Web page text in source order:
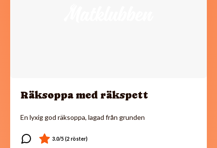
Räksoppa med räkspett
En lyxig god räksoppa, lagad från grunden